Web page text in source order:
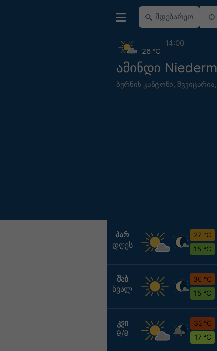
ამინდი
ბერნის კანტონი, შვეიცარია
26 °C
14:00
ᲞᲐᲠ
დღეს
27 °C
15 °C
ᲨᲐᲑ
ხვალ
30 °C
15 °C
ᲙᲕᲘ
9/8
32 °C
17 °C